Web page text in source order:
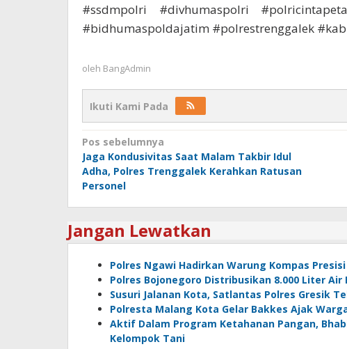
#ssdmpolri #divhumaspolri
#bidhumaspoldajatim #polrestrenggalek
oleh BangAdmin
Ikuti Kami Pada
Navigasi
pos
Pos sebelumnya
Jaga Kondusivitas Saat Malam Takbir Idul
Adha, Polres Trenggalek Kerahkan Ratusan
Personel
Jangan Lewatkan
Polres Ngawi Hadirkan Warung Kompas
Polres Bojonegoro Distribusikan 8.000 Liter
Susuri Jalanan Kota, Satlantas Polres Gresik
Polresta Malang Kota Gelar Bakkes Ajak
Aktif Dalam Program Ketahanan Pangan,
Kelompok Tani